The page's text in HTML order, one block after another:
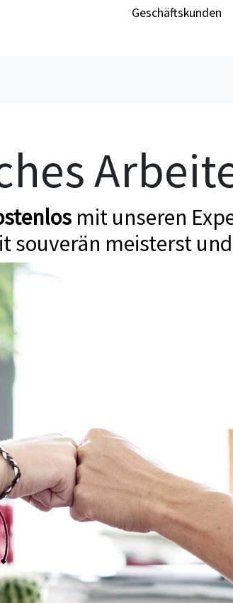
Geschäftskunden
mit unseren
souverän meisterst